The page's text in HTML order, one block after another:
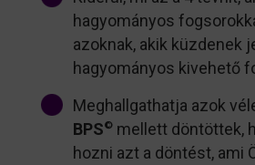
hagyományos
azoknak, akik küzdenek
hagyományos kivehető
Meghallgathatja azok
BPS©mellett döntöttek,
hozni azt a döntést, ami